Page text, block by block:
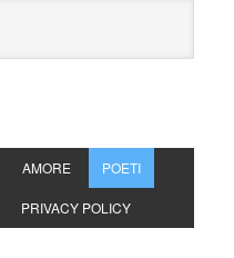
AMORE POETI
PRIVACY POLICY